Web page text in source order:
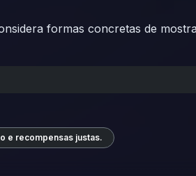
formas concretas de
e recompensas justas.